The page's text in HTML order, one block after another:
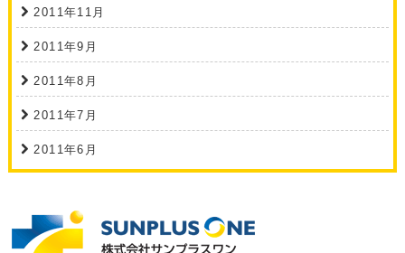
2011年11月
2011年9月
2011年8月
2011年7月
2011年6月